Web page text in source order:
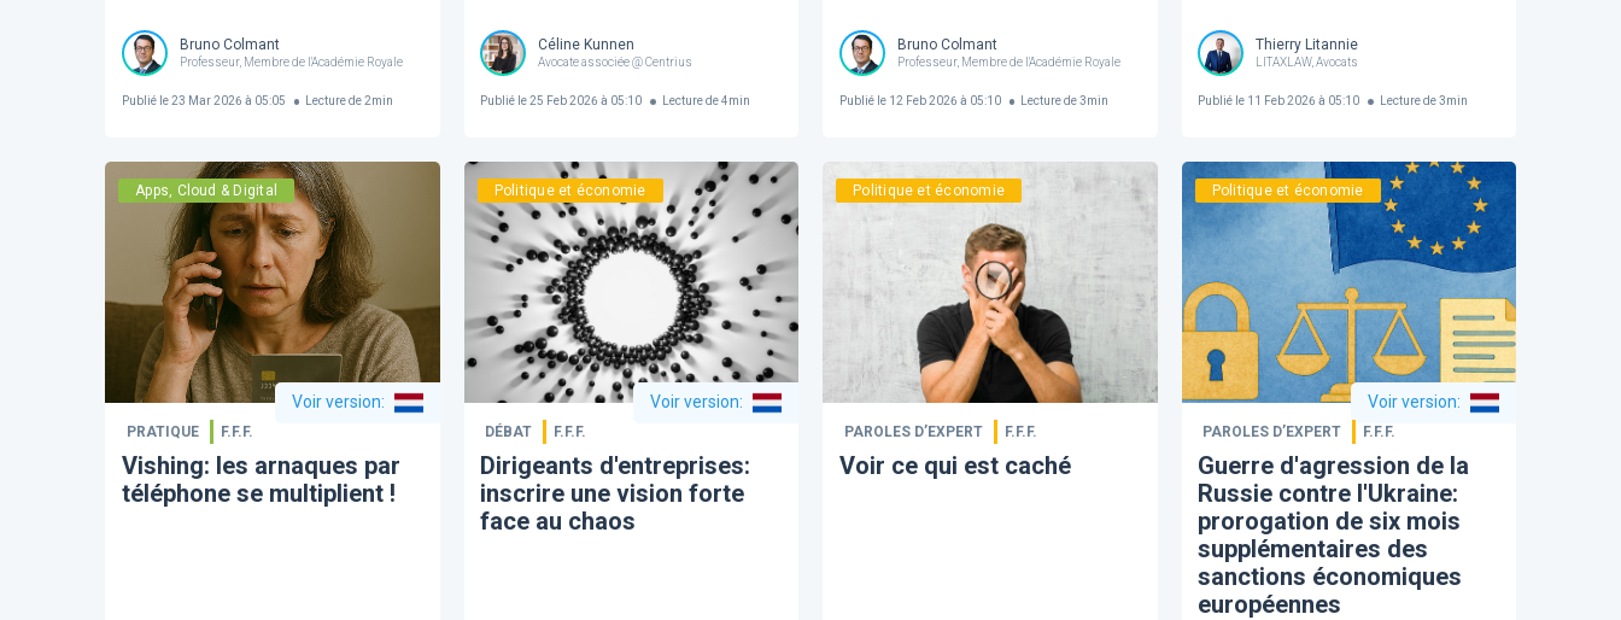
Bruno Colmant
Professeur, Membre de l'Académie Royale
Publié le23 Mar 2026 à 05:05 Lecture de2min
Céline Kunnen
Avocate associée @ Centrius
Publié le25 Feb 2026 à 05:10 Lecture de 4min
Bruno Colmant
Professeur, Membre de l'Académie Royale
Publié le12 Feb 2026 à 05:10 Lecture de3min
Thierry Litannie
LITAXLAW, Avocats
Publié le 11 Feb 2026 à 05:10 Lecture de 3min
Apps, Cloud & Digital
Voir version:
PRATIQUE F.F.F.
Vishing: les arnaques par
téléphone se multiplient !
Politique et économie
Voir version:
DÉBAT F.F.F.
Dirigeants d'entreprises:
inscrire une vision forte
face au chaos
Politique et économie
PAROLES D’EXPERT F.F.F.
Voir ce qui est caché
Politique et économie
Voir version:
PAROLES D’EXPERT F.F.F.
Guerre d'agression de la
Russie contre l'Ukraine:
prorogation de six mois
supplémentaires des
sanctions économiques
européennes